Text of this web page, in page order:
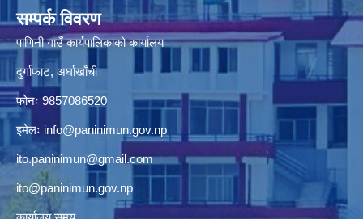
सम्पर्क विवरण
पाणिनी गाउँ कार्यपालिकाको कार्यालय
दुर्गाफाट, अर्घाखाँची
फोनः 9857086520
इमेलः info@paninimun.gov.np
ito.paninimun@gmail.com
ito@paninimun.gov.np